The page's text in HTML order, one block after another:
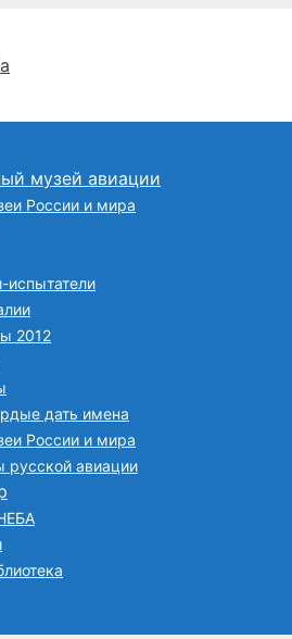
музей авиации
России и мира
испытатели
2012
дать имена
России и мира
русской авиации